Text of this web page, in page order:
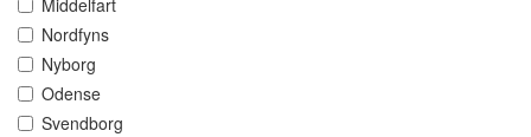
Middelfart
Nordfyns
Nyborg
Odense
Svendborg